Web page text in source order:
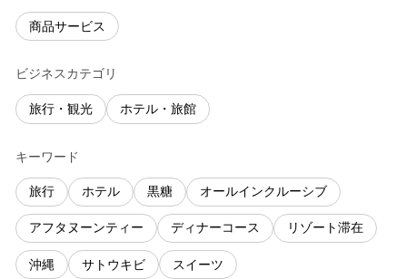
商品サービス
ビジネスカテゴリ
旅行・観光 ホテル・旅館
キーワード
旅行 ホテル 黒糖 オールインクルーシブ
アフタヌーンティー ディナーコース リゾート滞在
沖縄 サトウキビ スイーツ